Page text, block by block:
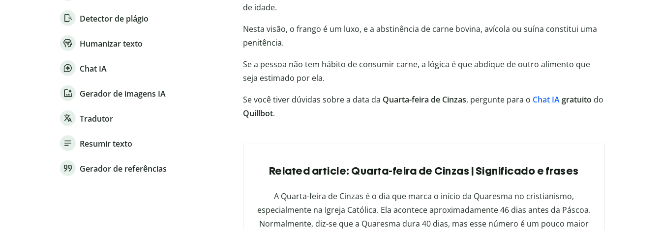
Detector de plágio
Humanizar texto
Chat IA
Gerador de imagens IA
Tradutor
Resumir texto
Gerador de referências
de idade.
Nesta visão, o frango é um luxo, e a abstinência de carne bovina, avícola ou suína constitui uma
penitência.
Se a pessoa não tem hábito de consumir carne, a lógica é que abdique de outro alimento que
seja estimado por ela.
Se você tiver dúvidas sobre a data da Quarta-feira de Cinzas, pergunte para o Chat IAgratuito do
Quillbot.
Related article: Quarta-feira de Cinzas | Significado e frases
A Quarta-feira de Cinzas é o dia que marca o início da Quaresma no cristianismo,
especialmente na Igreja Católica. Ela acontece aproximadamente 46 dias antes da Páscoa.
Normalmente, diz-se que a Quaresma dura 40 dias, mas esse número é um pouco maior